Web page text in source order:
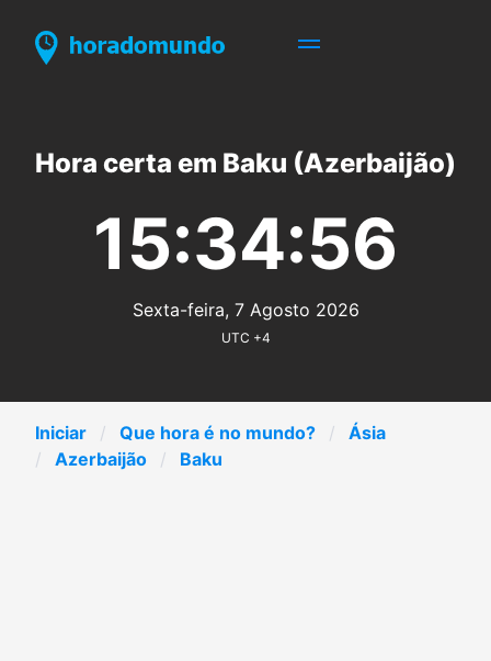
Hora certa em Baku (Azerbaijão)
15:34:56
Sexta-feira, 7 Agosto 2026
UTC +4
Iniciar Que hora é no mundo?
Ásia
Azerbaijão
Baku